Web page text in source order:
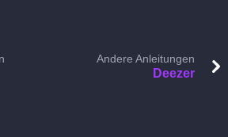
Andere Anleitungen
Deezer